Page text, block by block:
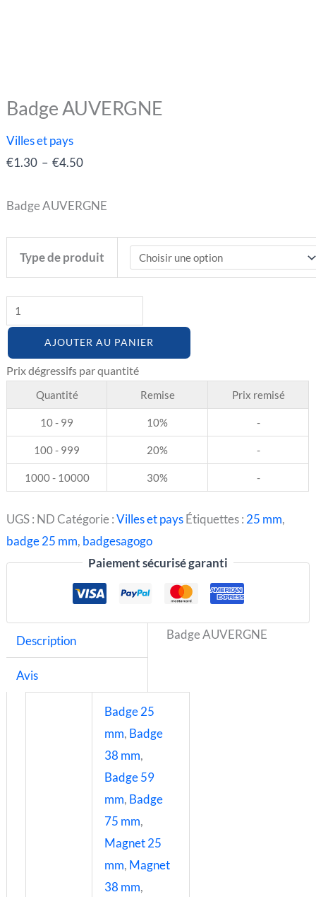
Badge AUVERGNE
Villes et pays
€1.30 – €4.50
Plage
Badge AUVERGNE
Type de produit
quantité
AJOUTER AU PANIER
Quantité Remise Prix remisé
10 - 99 10% -
100 - 999 20% -
1000 - 10000 30% -
UGS : NDCatégorie :Villes et paysÉtiquettes : 25 mm,
badge 25 mm, badgesagogo
Paiement sécurisé garanti
Description
Avis
Badge AUVERGNE
Badge 25
mm, Badge
38 mm,
Badge 59
mm, Badge
75 mm,
Magnet 25
mm, Magnet
38 mm,